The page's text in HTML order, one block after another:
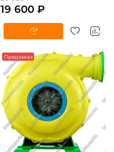
19 600 ₽
-5% Предзаказ